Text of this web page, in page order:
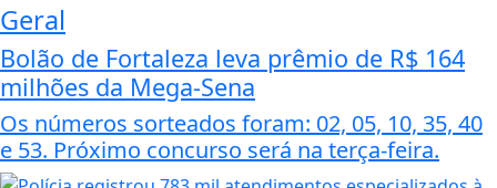
Geral
Bolão de Fortaleza leva prêmio de R$ 164
milhões da Mega-Sena
Os números sorteados foram: 02, 05, 10, 35, 40
e 53. Próximo concurso será na terça-feira.